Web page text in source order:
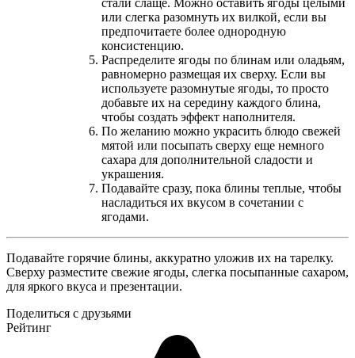
стали слаще. Можно оставить ягоды целыми
или слегка разомнуть их вилкой, если вы
предпочитаете более однородную
консистенцию.
Распределите ягоды по блинам или оладьям,
равномерно размещая их сверху. Если вы
используете разомнутые ягоды, то просто
добавьте их на середину каждого блина,
чтобы создать эффект наполнителя.
По желанию можно украсить блюдо свежей
мятой или посыпать сверху еще немного
сахара для дополнительной сладости и
украшения.
Подавайте сразу, пока блины теплые, чтобы
насладиться их вкусом в сочетании с
ягодами.
Подавайте горячие блины, аккуратно уложив их на тарелку.
Сверху разместите свежие ягоды, слегка посыпанные сахаром,
для яркого вкуса и презентации.
Поделиться с друзьями
Рейтинг